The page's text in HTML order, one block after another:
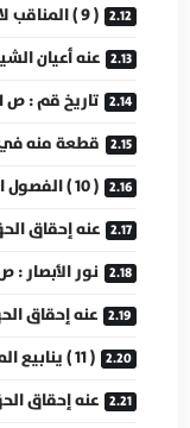
( 9 ) المناقب لابن شهرآشوب : ج 4 ، ص 380 ، س 1 .
عنه أعيان الشيعة : ج 2 ،
تاريخ قم : ص 301 .
قطعة منه في
( 10 ) الفصول المهمة : ص 276 ، س 5 .
عنه إحقاق الحق : ج 12
نور الأبصار : ص 330 ، س
عنه إحقاق الحق : ج
( 11 ) ينابيع المودة : ج 3 ، ص 169 ، س 6 .
عنه إحقاق الحق : ج 12 ، ص